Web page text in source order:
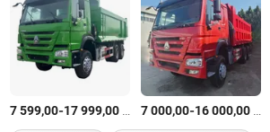
7 599,00-17 999,00 /Pièce
7 000,00-16 000,00$US